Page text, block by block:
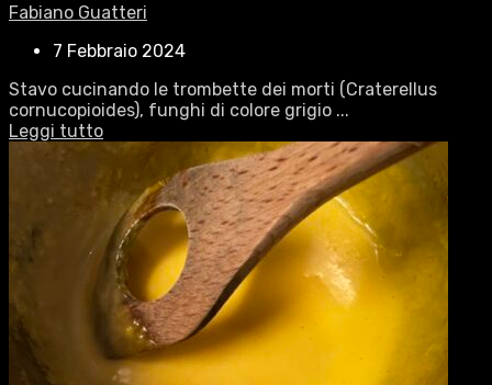
Fabiano Guatteri
7 Febbraio 2024
Stavo cucinando le trombette dei morti (Craterellus
cornucopioides), funghi di colore grigio ...
Leggi tutto